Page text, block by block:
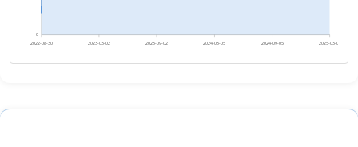
0
2022-08-30 2023-03-02 2023-09-02 2024-03-05 2024-09-05 2025-03-08